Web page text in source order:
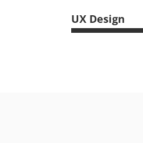
UX Design